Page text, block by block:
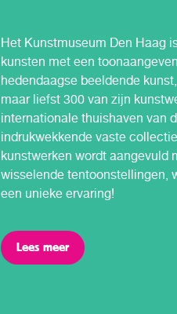
Het Kunstmuseum Den Haag
kunsten met een
hedendaagse beeldende
maar liefst 300 van zijn
internationale thuishaven van
indrukwekkende vaste
kunstwerken wordt aangevuld
wisselende tentoonstellingen,
een unieke ervaring!
Lees meer